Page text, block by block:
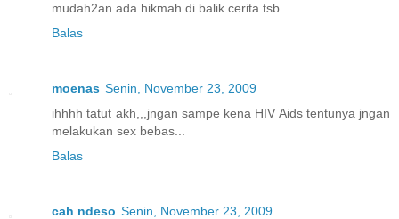
mudah2an ada hikmah di balik cerita tsb...
Balas
moenas Senin, November 23, 2009
ihhhh tatut akh,,,jngan sampe kena HIV Aids tentunya jngan
melakukan sex bebas...
Balas
cah ndeso Senin, November 23, 2009